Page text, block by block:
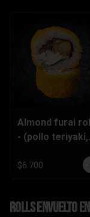
Almond furai
- (pollo teriyaki,
$6.700
Rolls envuelto